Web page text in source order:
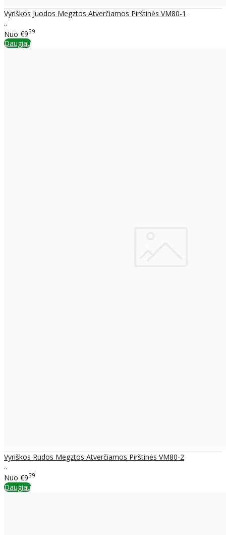
Vyriškos Juodos Megztos Atverčiamos Pirštinės VM80-1
..
Nuo €959
Daugiau
Vyriškos Rudos Megztos Atverčiamos Pirštinės VM80-2
..
Nuo €959
Daugiau